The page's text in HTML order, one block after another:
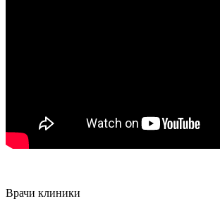
Врачи клиники